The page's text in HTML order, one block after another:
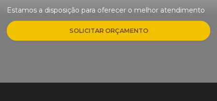
Pulverizador a Gasolina
Roçadeira 2 tempos
Estamos a disposição para oferecer o melhor atendimento
SOLICITAR ORÇAMENTO